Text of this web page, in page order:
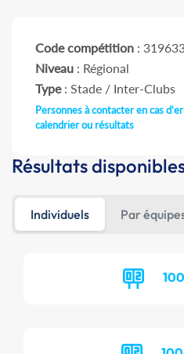
Code compétition :
Niveau : Régional
Type: Stade / Inter-Clubs
Personnes à contacter en cas
calendrier ou résultats
Résultats
Individuels Par